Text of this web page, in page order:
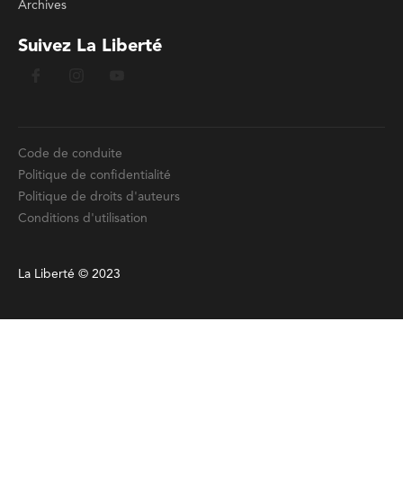
Archives
Suivez La Liberté
Code de conduite
Politique de confidentialité
Politique de droits d'auteurs
Conditions d'utilisation
La Liberté © 2023